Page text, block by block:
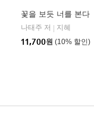
꽃을 보듯 너를 본다
나태주 저
지혜
11,700원 (10% 할인)